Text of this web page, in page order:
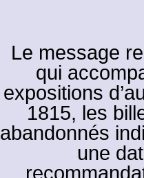
Le message
qui
expositions
1815, les
abandonnés
une